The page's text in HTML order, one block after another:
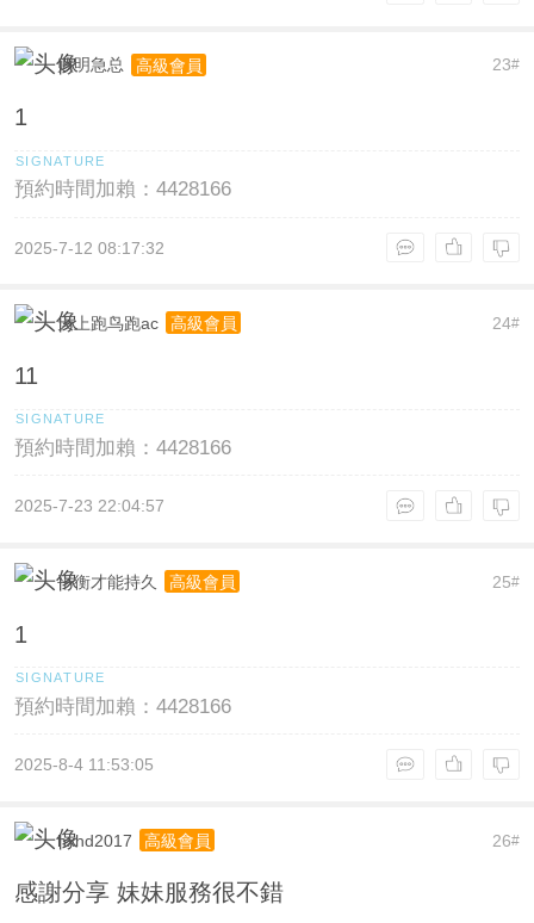
23#
败明急总 高級會員
1
預約時間加賴：4428166
2025-7-12 08:17:32
24#
天上跑鸟跑ac 高級會員
11
預約時間加賴：4428166
2025-7-23 22:04:57
25#
平衡才能持久 高級會員
1
預約時間加賴：4428166
2025-8-4 11:53:05
26#
hxhd2017 高級會員
感謝分享 妹妹服務很不錯